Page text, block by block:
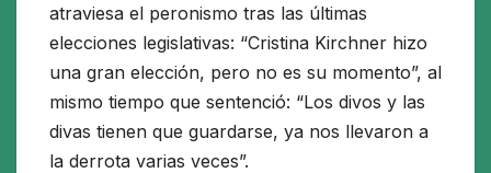
atraviesa el peronismo tras las últimas
elecciones legislativas: “Cristina Kirchner hizo
una gran elección, pero no es su momento”, al
mismo tiempo que sentenció: “Los divos y las
divas tienen que guardarse, ya nos llevaron a
la derrota varias veces”.